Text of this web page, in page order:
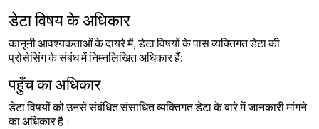
डेटा विषय के अधिकार
कानूनी आवश्यकताओं के दायरे में, डेटा विषयों के पास व्यक्तिगत डेटा की
प्रोसेसिंग के संबंध में निम्नलिखित अधिकार हैं:
पहुँच का अधिकार
डेटा विषयों को उनसे संबंधित संसाधित व्यक्तिगत डेटा के बारे में जानकारी मांगने
का अधिकार है।